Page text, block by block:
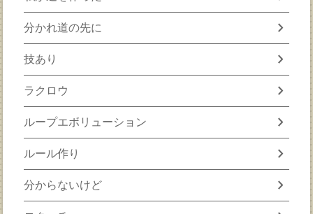
分かれ道の先に chevron_right
技あり chevron_right
ラクロウ chevron_right
ループエボリューション chevron_right
ルール作り chevron_right
分からないけど chevron_right